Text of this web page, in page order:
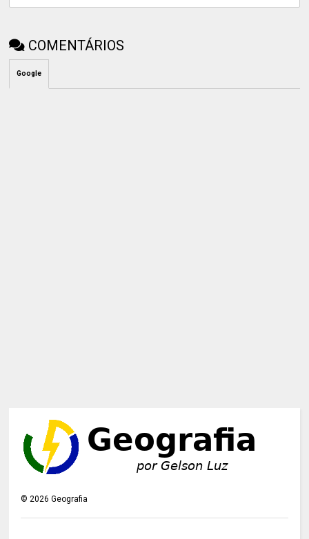
COMENTÁRIOS
Google
©2026 Geografia